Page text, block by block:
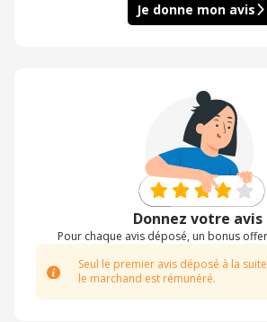
Je donne mon avis
Donnez votre avis
Pour chaque avis déposé, un bonus
Seul le premier avis déposé à la
le marchand est rémunéré.